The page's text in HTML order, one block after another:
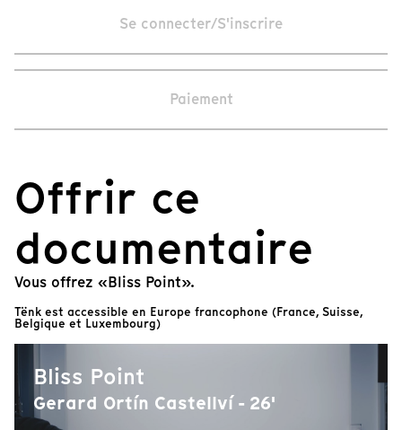
Se connecter/S'inscrire
Paiement
Offrir ce
documentaire
Vous offrez «Bliss Point».
Tënk est accessible en Europe francophone (France, Suisse,
Belgique et Luxembourg)
Bliss Point
Gerard Ortín Castellví - 26'